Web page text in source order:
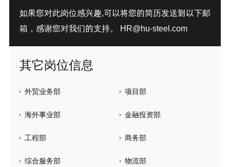
如果您对此岗位感兴趣,可以将您的简历发送到以下邮
箱，感谢您对我们的支持。 HR@hu-steel.com
其它岗位信息
外贸业务部 项目部
海外事业部 金融投资部
工程部 商务部
综合服务部 物流部